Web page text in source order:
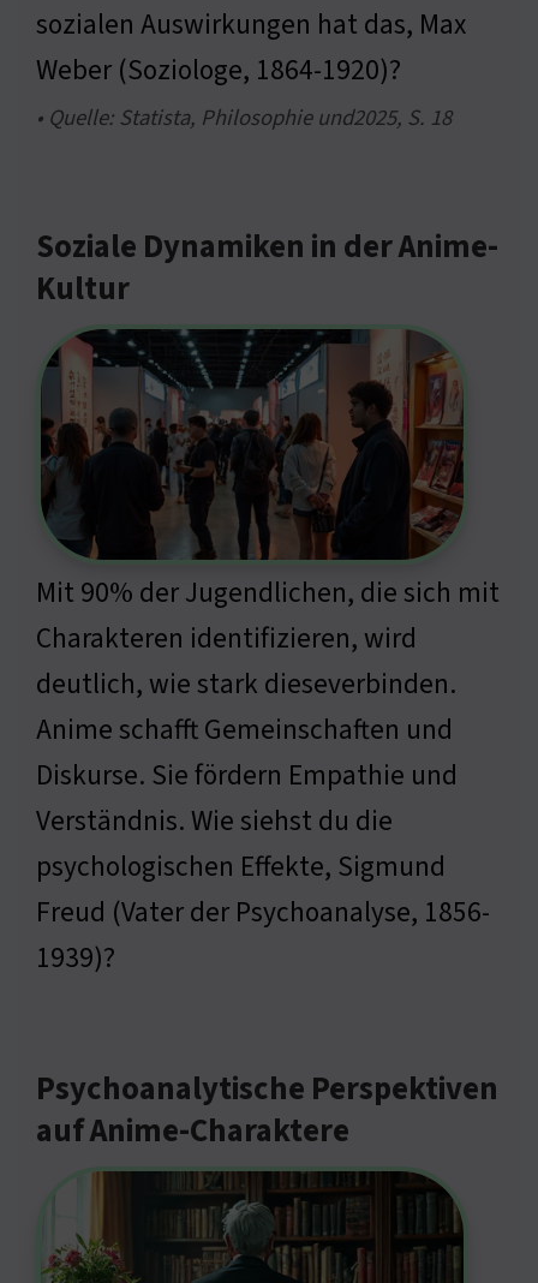
sozialen Auswirkungen hat das, Max
Weber (Soziologe, 1864-1920)?
• Quelle: Statista, Philosophie und2025, S. 18
Soziale Dynamiken in der Anime-
Kultur
Mit 90% der Jugendlichen, die sich mit
Charakteren identifizieren, wird
deutlich, wie stark dieseverbinden.
Anime schafft Gemeinschaften und
Diskurse. Sie fördern Empathie und
Verständnis. Wie siehst du die
psychologischen Effekte, Sigmund
Freud (Vater der Psychoanalyse, 1856-
1939)?
Psychoanalytische Perspektiven
auf Anime-Charaktere